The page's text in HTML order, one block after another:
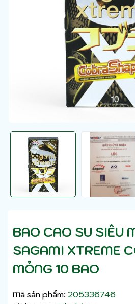
BAO CAO SU SIÊU
SAGAMI XTREME
MỎNG 10 BAO
Mã sản phẩm: 205336746